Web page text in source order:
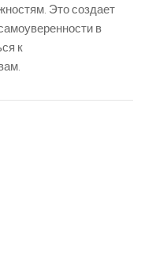
Это создает
в
к